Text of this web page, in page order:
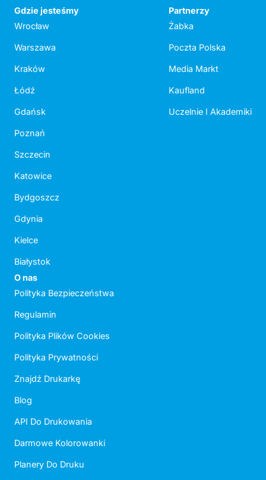
Gdzie jesteśmy
Wrocław
Warszawa
Kraków
Łódź
Gdańsk
Poznań
Szczecin
Katowice
Bydgoszcz
Gdynia
Kielce
Białystok
Partnerzy
Żabka
Poczta Polska
Media Markt
Kaufland
Uczelnie I Akademiki
O nas
Polityka Bezpieczeństwa
Regulamin
Polityka Plików Cookies
Polityka Prywatności
Znajdź Drukarkę
Blog
API Do Drukowania
Darmowe Kolorowanki
Planery Do Druku